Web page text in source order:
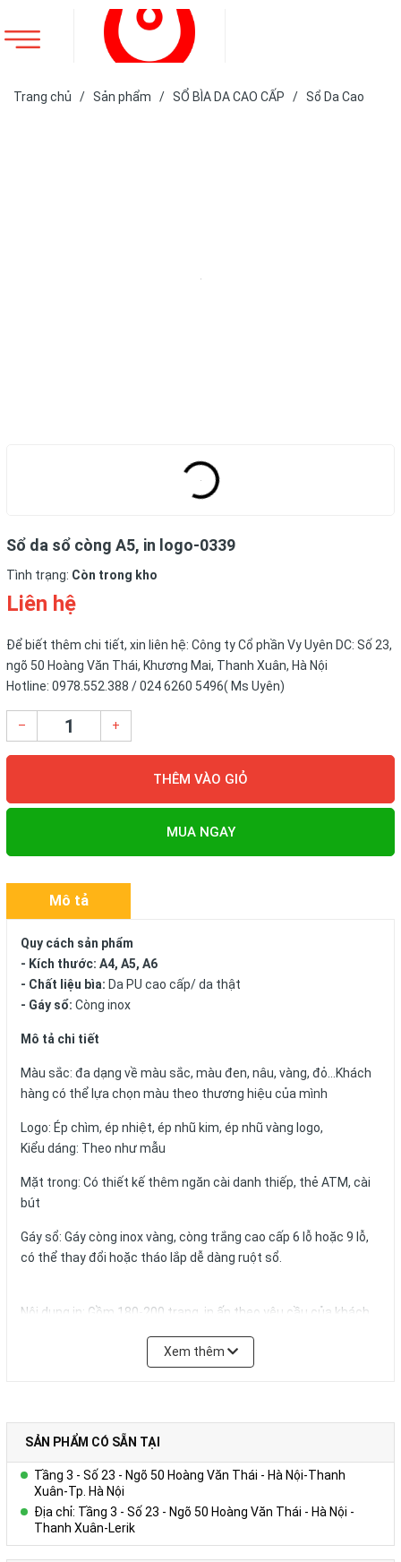
Trang chủ / Sản phẩm / SỔ BÌA DA CAO CẤP / Sổ Da Cao
Sổ da sổ còng A5, in logo-0339
Tình trạng: Còn trong kho
Liên hệ
Để biết thêm chi tiết, xin liên hệ: Công ty Cổ phần Vy Uyên DC: Số 23,
ngõ 50 Hoàng Văn Thái, Khương Mai, Thanh Xuân, Hà Nội
Hotline: 0978.552.388 / 024 6260 5496( Ms Uyên)
– +
THÊM VÀO GIỎ
MUA NGAY
Mô tả
Quy cách sản phẩm
- Kích thước: A4, A5, A6
- Chất liệu bìa: Da PU cao cấp/ da thật
- Gáy sổ: Còng inox
Mô tả chi tiết
Màu sắc: đa dạng về màu sắc, màu đen, nâu, vàng, đỏ...Khách
hàng có thể lựa chọn màu theo thương hiệu của mình
Logo: Ép chìm, ép nhiệt, ép nhũ kim, ép nhũ vàng logo,
Kiểu dáng: Theo như mẫu
Mặt trong: Có thiết kế thêm ngăn cài danh thiếp, thẻ ATM, cài
bút
Gáy sổ: Gáy còng inox vàng, còng trắng cao cấp 6 lỗ hoặc 9 lỗ,
có thể thay đổi hoặc tháo lắp dễ dàng ruột sổ.
Nội dung in: Gồm 180-200 trang, in ấn theo yêu cầu của khách
Quy cách in thông thường:
trắng hoặc ngà vàng, có thể in logo, website,hotline tên tổ
+ Kích thước trang giấy in: 14.5x20.6cm
Số lượng và màu sắc của giấy hay mẫu mã của sản phẩm có thể
được đặt theo yêu cầu của khách hàng.
Xem thêm
SẢN PHẨM CÓ SẴN TẠI
Tầng 3 - Số 23 - Ngõ 50 Hoàng Văn Thái - Hà Nội-Thanh
Xuân-Tp. Hà Nội
Địa chỉ: Tầng 3 - Số 23 - Ngõ 50 Hoàng Văn Thái - Hà Nội -
Thanh Xuân-Lerik